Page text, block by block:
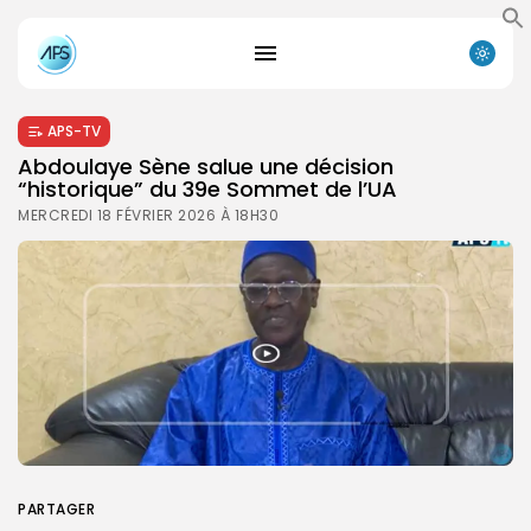
APS-TV
Abdoulaye Sène salue une décision
“historique” du 39e Sommet de l’UA
MERCREDI 18 FÉVRIER 2026 À 18H30
PARTAGER